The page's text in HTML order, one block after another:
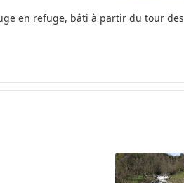
en refuge, bâti à partir du tour des